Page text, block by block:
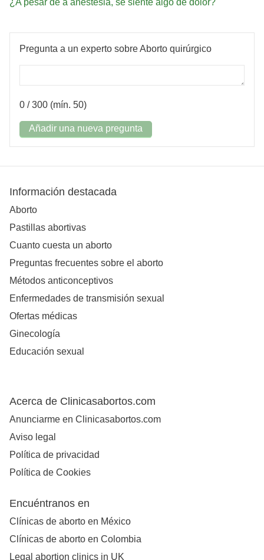
Pregunta a un experto sobre Aborto quirúrgico
0 / 300 (mín. 50)
Añadir una nueva pregunta
Información destacada
Aborto
Pastillas abortivas
Cuanto cuesta un aborto
Preguntas frecuentes sobre el aborto
Métodos anticonceptivos
Enfermedades de transmisión sexual
Ofertas médicas
Ginecología
Educación sexual
Acerca de Clinicasabortos.com
Anunciarme en Clinicasabortos.com
Aviso legal
Política de privacidad
Política de Cookies
Encuéntranos en
Clínicas de aborto en México
Clínicas de aborto en Colombia
Legal abortion clinics in UK